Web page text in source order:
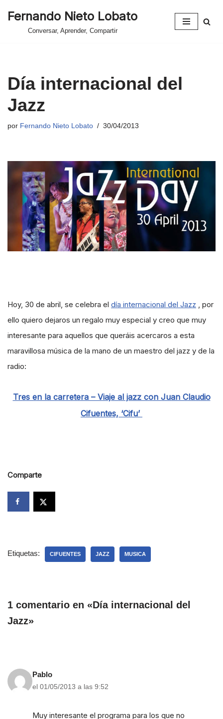
Fernando Nieto Lobato
Conversar, Aprender, Compartir
Día internacional del
Jazz
por Fernando Nieto Lobato 30/04/2013
Hoy, 30 de abril, se celebra el día internacional del Jazz , por
ello quiero dejaros un regalo muy especial y creo que muy
interesante para aquellos que queráis acercaros a esta
maravillosa música de la mano de un maestro del jazz y de la
radio:
Tres en la carretera – Viaje al jazz con Juan Claudio
Cifuentes, ‘Cifu’
Comparte
Etiquetas: CIFUENTES JAZZ MUSICA
1 comentario en «Día internacional del
Jazz»
Pablo
el 01/05/2013 a las 9:52
Muy interesante el programa para los que no